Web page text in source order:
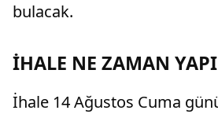
bulacak.
İHALE NE ZAMAN
İhale 14 Ağustos Cuma